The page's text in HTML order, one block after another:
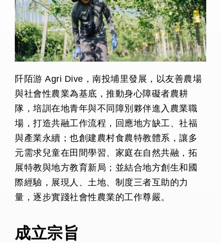
阡陌游 Agri Dive，南投埔里發展，以友善農場
與社會性農業為基底，推動身心障礙者農耕
隊，培訓在地青年與不同障別夥伴進入農業職
場，打造共融工作流程，回應地方缺工、社福
與產業永續；也創建農村食農特教體系，讓多
元需求兒童在田間學習、家庭在自然共融，拓
展特教與地方教育新局；並結合地方創生和國
際經驗，展現人、土地、制度三者互助的力
量，逐步實踐社會性農業的工作尊嚴。
成立宗旨